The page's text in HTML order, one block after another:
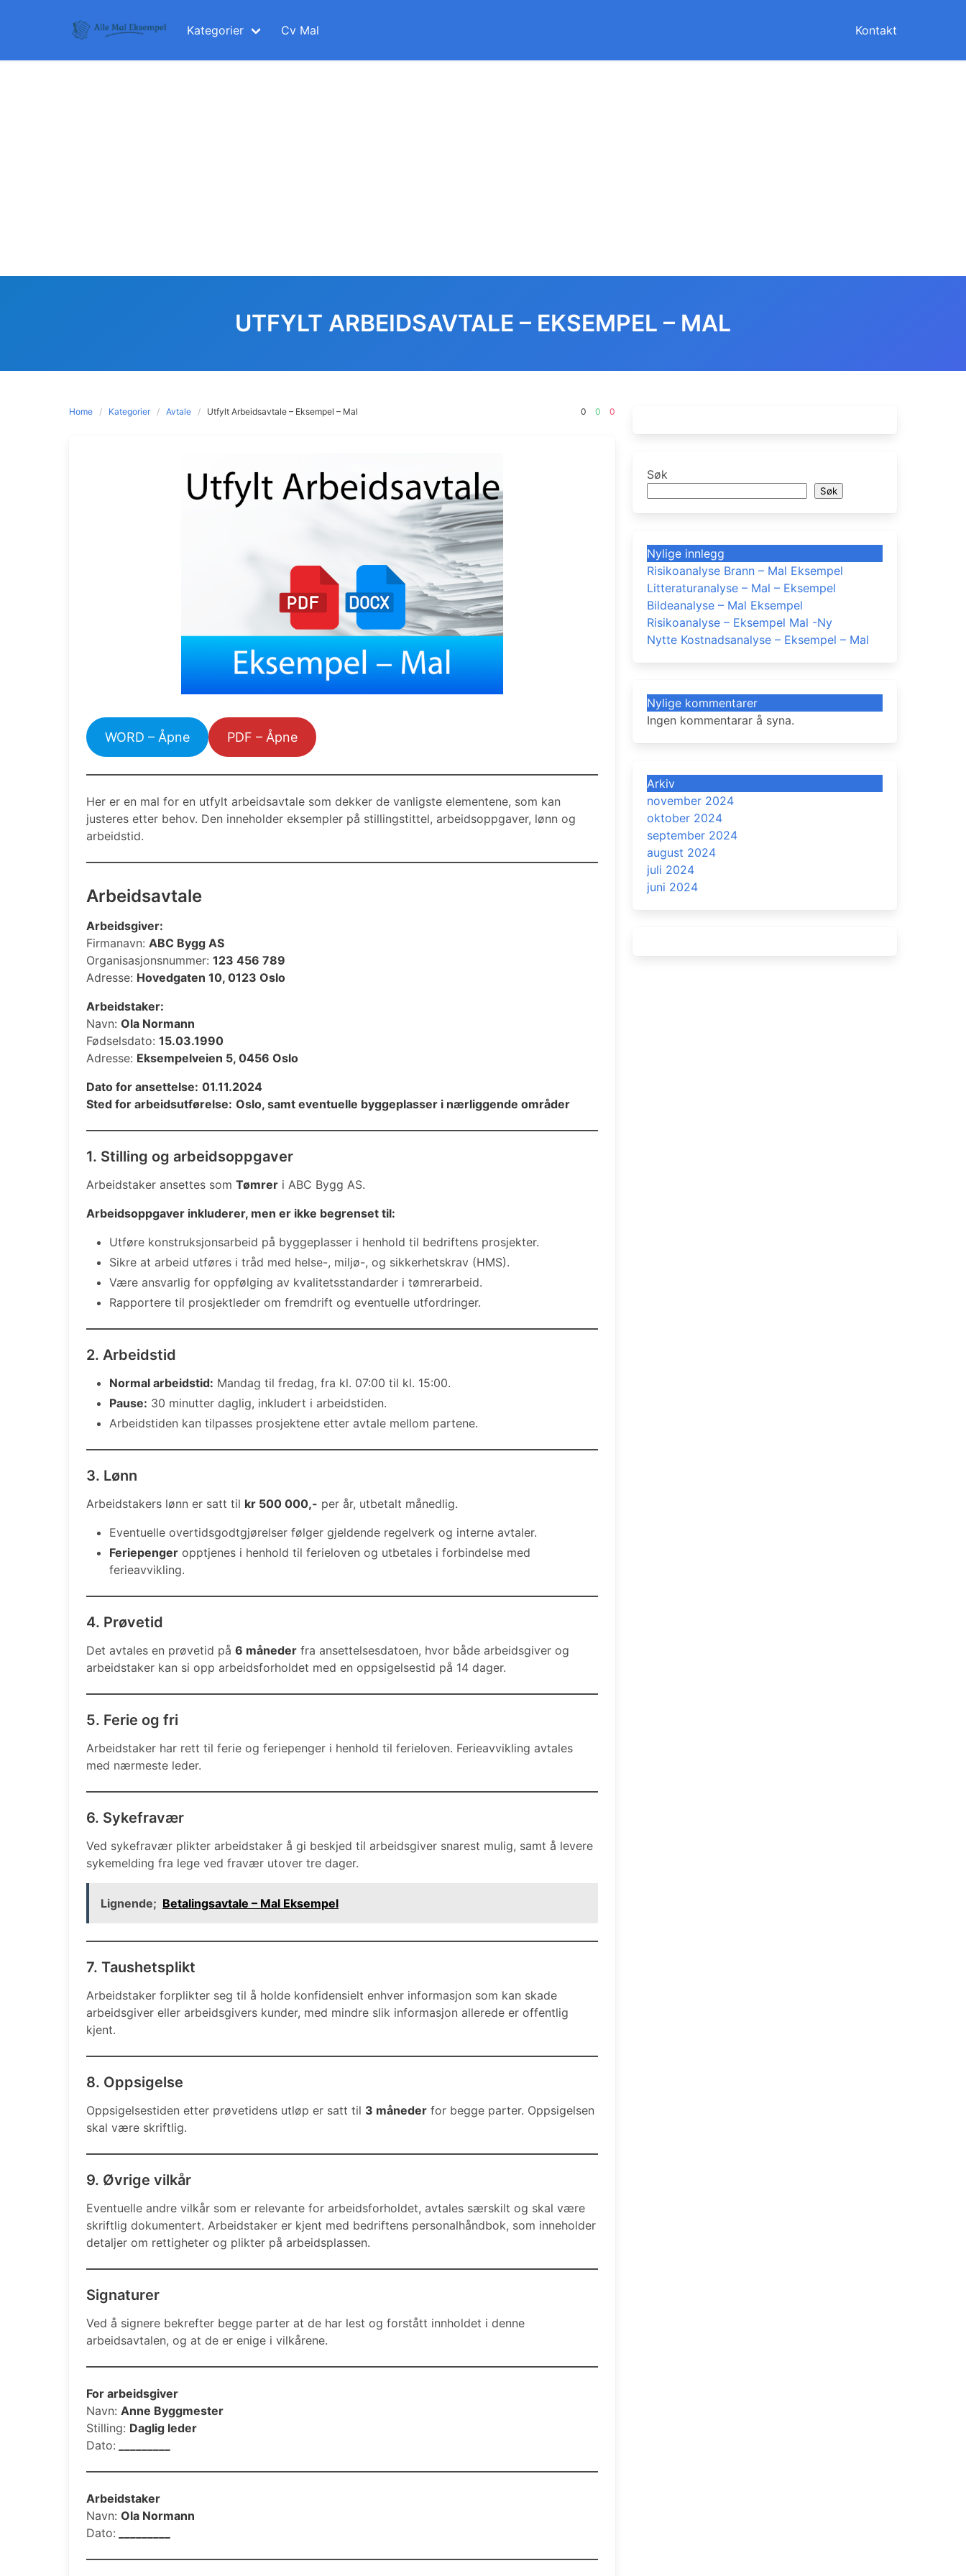
Kategorier Cv Mal Kontakt
UTFYLT ARBEIDSAVTALE – EKSEMPEL – MAL
Home Kategorier Avtale Utfylt Arbeidsavtale – Eksempel – Mal 0 0 0
WORD – Åpne PDF – Åpne
Her er en mal for en utfylt arbeidsavtale som dekker de vanligste elementene, som kan
justeres etter behov. Den inneholder eksempler på stillingstittel, arbeidsoppgaver, lønn og
arbeidstid.
Arbeidsavtale
Arbeidsgiver:
Firmanavn: ABC Bygg AS
Organisasjonsnummer: 123 456 789
Adresse: Hovedgaten 10, 0123 Oslo
Arbeidstaker:
Navn: Ola Normann
Fødselsdato: 15.03.1990
Adresse: Eksempelveien 5, 0456 Oslo
Dato for ansettelse: 01.11.2024
Sted for arbeidsutførelse: Oslo, samt eventuelle byggeplasser i nærliggende områder
1. Stilling og arbeidsoppgaver
Arbeidstaker ansettes som Tømrer i ABC Bygg AS.
Arbeidsoppgaver inkluderer, men er ikke begrenset til:
Utføre konstruksjonsarbeid på byggeplasser i henhold til bedriftens prosjekter.
Sikre at arbeid utføres i tråd med helse-, miljø-, og sikkerhetskrav (HMS).
Være ansvarlig for oppfølging av kvalitetsstandarder i tømrerarbeid.
Rapportere til prosjektleder om fremdrift og eventuelle utfordringer.
2. Arbeidstid
Normal arbeidstid: Mandag til fredag, fra kl. 07:00 til kl. 15:00.
Pause: 30 minutter daglig, inkludert i arbeidstiden.
Arbeidstiden kan tilpasses prosjektene etter avtale mellom partene.
3. Lønn
Arbeidstakers lønn er satt til kr 500 000,- per år, utbetalt månedlig.
Eventuelle overtidsgodtgjørelser følger gjeldende regelverk og interne avtaler.
Feriepenger opptjenes i henhold til ferieloven og utbetales i forbindelse med
ferieavvikling.
4. Prøvetid
Det avtales en prøvetid på 6 måneder fra ansettelsesdatoen, hvor både arbeidsgiver og
arbeidstaker kan si opp arbeidsforholdet med en oppsigelsestid på 14 dager.
5. Ferie og fri
Arbeidstaker har rett til ferie og feriepenger i henhold til ferieloven. Ferieavvikling avtales
med nærmeste leder.
6. Sykefravær
Ved sykefravær plikter arbeidstaker å gi beskjed til arbeidsgiver snarest mulig, samt å levere
sykemelding fra lege ved fravær utover tre dager.
Lignende; Betalingsavtale – Mal Eksempel
7. Taushetsplikt
Arbeidstaker forplikter seg til å holde konfidensielt enhver informasjon som kan skade
arbeidsgiver eller arbeidsgivers kunder, med mindre slik informasjon allerede er offentlig
kjent.
8. Oppsigelse
Oppsigelsestiden etter prøvetidens utløp er satt til 3 måneder for begge parter. Oppsigelsen
skal være skriftlig.
9. Øvrige vilkår
Eventuelle andre vilkår som er relevante for arbeidsforholdet, avtales særskilt og skal være
skriftlig dokumentert. Arbeidstaker er kjent med bedriftens personalhåndbok, som inneholder
detaljer om rettigheter og plikter på arbeidsplassen.
Signaturer
Ved å signere bekrefter begge parter at de har lest og forstått innholdet i denne
arbeidsavtalen, og at de er enige i vilkårene.
For arbeidsgiver
Navn: Anne Byggmester
Stilling: Daglig leder
Dato:
Arbeidstaker
Navn: Ola Normann
Dato:
Søk
Søk
Nylige innlegg
Risikoanalyse Brann – Mal Eksempel
Litteraturanalyse – Mal – Eksempel
Bildeanalyse – Mal Eksempel
Risikoanalyse – Eksempel Mal -Ny
Nytte Kostnadsanalyse – Eksempel – Mal
Nylige kommentarer
Ingen kommentarar å syna.
Arkiv
november 2024
oktober 2024
september 2024
august 2024
juli 2024
juni 2024